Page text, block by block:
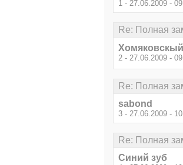
1 - 27.06.2009 -
Re: Полная
Хомяковскый
2 - 27.06.2009 -
Re: Полная
sabond
3 - 27.06.2009 -
Re: Полная
Синий зуб